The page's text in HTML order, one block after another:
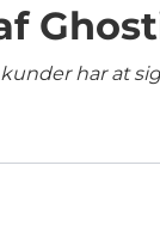
har at